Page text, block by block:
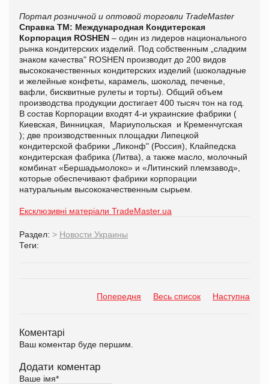
Портал розничной и оптовой торговли TradeMaster
Справка ТМ: Международная Кондитерская
Корпорация ROSHEN – один из лидеров национального
рынка кондитерских изделий. Под собственным „сладким
знаком качества" ROSHEN производит до 200 видов
высококачественных кондитерских изделий (шоколадные
и желейные конфеты, карамель, шоколад, печенье,
вафли, бисквитные рулеты и торты). Общий объем
производства продукции достигает 400 тысяч тон на год.
В состав Корпорации входят 4-и украинские фабрики (
Киевская, Винницкая, Мариупольская и Кременчугская
); две производственных площадки Липецкой
кондитерской фабрики „Ликонф" (Россия), Клайпедска
кондитерская фабрика (Литва), а также масло, молочный
комбинат «Бершадьмолоко» и «Литинский племзавод»,
которые обеспечивают фабрики корпорации
натуральным высококачественным сырьем.
Ексклюзивні матеріали TradeMaster.ua
Раздел: > Новости Украины
Теги:
Попередня Весь список Наступна
Коментарі
Ваш коментар буде першим.
Додати коментар
Ваше імя*